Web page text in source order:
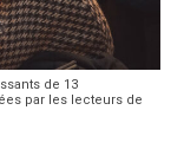
de 13
par les lecteurs de